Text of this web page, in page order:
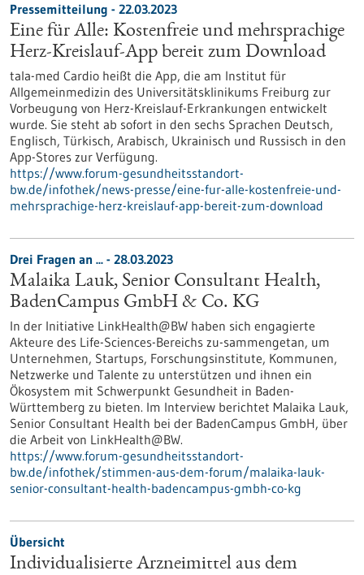
Pressemitteilung - 22.03.2023
Eine für Alle: Kostenfreie und mehrsprachige
Herz-Kreislauf-App bereit zum Download
tala-med Cardio heißt die App, die am Institut für
Allgemeinmedizin des Universitätsklinikums Freiburg zur
Vorbeugung von Herz-Kreislauf-Erkrankungen entwickelt
wurde. Sie steht ab sofort in den sechs Sprachen Deutsch,
Englisch, Türkisch, Arabisch, Ukrainisch und Russisch in den
App-Stores zur Verfügung.
https://www.forum-gesundheitsstandort-
bw.de/infothek/news-presse/eine-fur-alle-kostenfreie-und-
mehrsprachige-herz-kreislauf-app-bereit-zum-download
Drei Fragen an ... - 28.03.2023
Malaika Lauk, Senior Consultant Health,
BadenCampus GmbH & Co. KG
In der Initiative LinkHealth@BW haben sich engagierte
Akteure des Life-Sciences-Bereichs zu-sammengetan, um
Unternehmen, Startups, Forschungsinstitute, Kommunen,
Netzwerke und Talente zu unterstützen und ihnen ein
Ökosystem mit Schwerpunkt Gesundheit in Baden-
Württemberg zu bieten. Im Interview berichtet Malaika Lauk,
Senior Consultant Health bei der BadenCampus GmbH, über
die Arbeit von LinkHealth@BW.
https://www.forum-gesundheitsstandort-
bw.de/infothek/stimmen-aus-dem-forum/malaika-lauk-
senior-consultant-health-badencampus-gmbh-co-kg
Übersicht
Individualisierte Arzneimittel aus dem